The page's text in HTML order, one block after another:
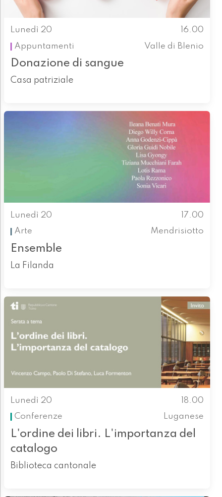
Lunedì 20
16.00
Appuntamenti
Valle di Blenio
Donazione di sangue
Casa patriziale
Lunedì 20
17.00
Arte
Mendrisiotto
Ensemble
La Filanda
Lunedì 20
18.00
Conferenze
Luganese
L'ordine dei libri. L'importanza del
catalogo
Biblioteca cantonale